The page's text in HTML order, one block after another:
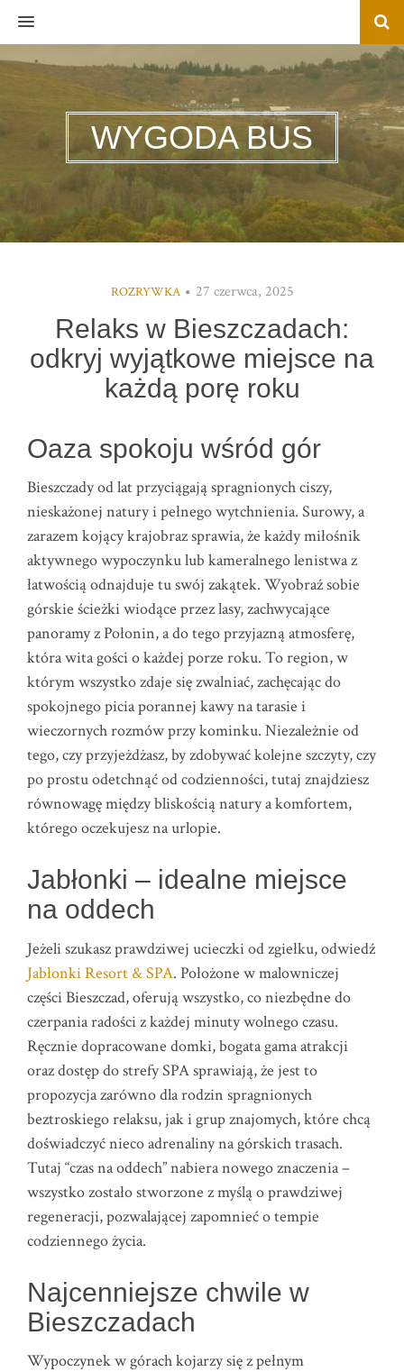
MENU
WYGODA BUS
ROZRYWKA 27 czerwca, 2025
Relaks w Bieszczadach:
odkryj wyjątkowe miejsce na
każdą porę roku
Oaza spokoju wśród gór
Bieszczady od lat przyciągają spragnionych ciszy,
nieskażonej natury i pełnego wytchnienia. Surowy, a
zarazem kojący krajobraz sprawia, że każdy miłośnik
aktywnego wypoczynku lub kameralnego lenistwa z
łatwością odnajduje tu swój zakątek. Wyobraź sobie
górskie ścieżki wiodące przez lasy, zachwycające
panoramy z Połonin, a do tego przyjazną atmosferę,
która wita gości o każdej porze roku. To region, w
którym wszystko zdaje się zwalniać, zachęcając do
spokojnego picia porannej kawy na tarasie i
wieczornych rozmów przy kominku. Niezależnie od
tego, czy przyjeżdżasz, by zdobywać kolejne szczyty, czy
po prostu odetchnąć od codzienności, tutaj znajdziesz
równowagę między bliskością natury a komfortem,
którego oczekujesz na urlopie.
Jabłonki – idealne miejsce
na oddech
Jeżeli szukasz prawdziwej ucieczki od zgiełku, odwiedź
Jabłonki Resort & SPA. Położone w malowniczej
części Bieszczad, oferują wszystko, co niezbędne do
czerpania radości z każdej minuty wolnego czasu.
Ręcznie dopracowane domki, bogata gama atrakcji
oraz dostęp do strefy SPA sprawiają, że jest to
propozycja zarówno dla rodzin spragnionych
beztroskiego relaksu, jak i grup znajomych, które chcą
doświadczyć nieco adrenaliny na górskich trasach.
Tutaj “czas na oddech” nabiera nowego znaczenia –
wszystko zostało stworzone z myślą o prawdziwej
regeneracji, pozwalającej zapomnieć o tempie
codziennego życia.
Najcenniejsze chwile w
Bieszczadach
Wypoczynek w górach kojarzy się z pełnym